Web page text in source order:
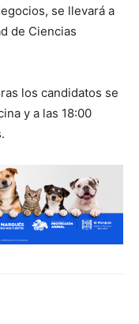
se llevará a
de Ciencias
los candidatos se
y a las 18:00